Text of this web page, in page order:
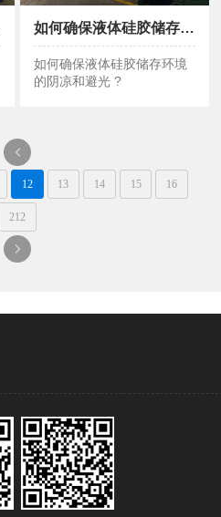
如何确保液体硅胶储存环境的阴凉和避光 ?
如何确保液体硅胶储存环境的阴凉和避光 ?
如何确保液体硅胶储存环境
的阴凉和避光 ?
一
页
12 13 14 15 16
212